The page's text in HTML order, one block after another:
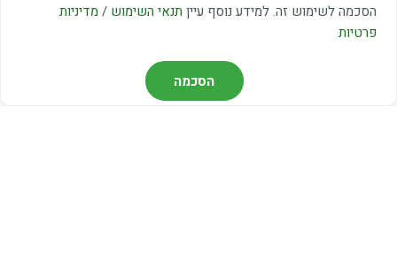
הסכמה לשימוש זה. למידע נוסף עיין תנאי השימוש / מדיניות
פרטיות
הסכמה
שבת
20:00 - 23:00